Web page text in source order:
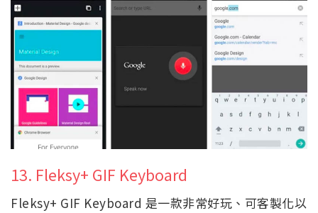
13. Fleksy+ GIF Keyboard
Fleksy+ GIF Keyboard 是一款非常好玩、可客製化以